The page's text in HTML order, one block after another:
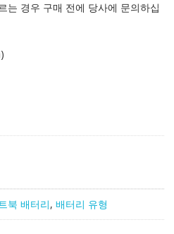
는 경우 구매 전에 당사에 문의하십
북 배터리, 배터리 유형